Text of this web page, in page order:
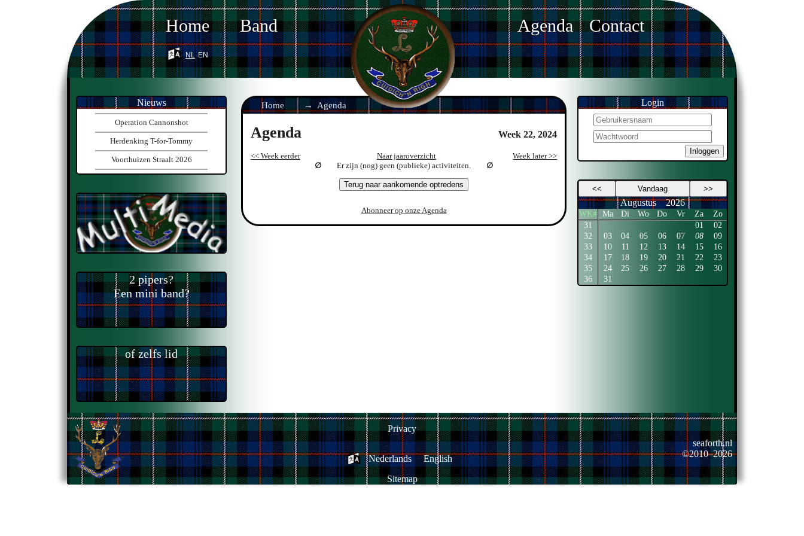
Home Band Agenda Contact
nl en
Home Agenda
Agenda Week 22, 2024
<< Week eerder Naar jaaroverzicht
Week later >>
Er zijn (nog) geen (publieke) activiteiten.
Terug naar aankomende optredens
Abonneer op onze Agenda
Nieuws
Operation Cannonshot
Herdenking T-for-Tommy
Voorthuizen Straalt 2026
2 pipers?
Een mini band?
of zelfs lid
Login
Inloggen
<< Vandaag >>
Augustus 2026
WK# Ma Di Wo Do Vr Za
Zo
31
01
02
32
03 04 05 06 07 08
09
33
10 11 12 13 14 15
16
34
17 18 19 20 21 22
23
35
24 25 26 27 28 29
30
36
31
Privacy
Nederlands
English
Sitemap
seaforth.nl
©2010–2026